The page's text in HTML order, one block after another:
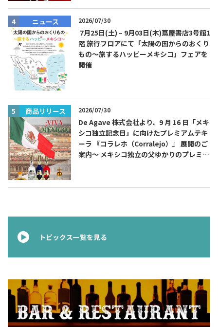
ニュース 2026/07/30
7月25日(土) – 9月03日(木)蔦屋書店3号館1
階 旅行フロアにて「太陽の国からのおくり
もの～旅するハッピーメキシコ」フェアを
開催
商品リリース 2026/07/30
De Agave 株式会社より、9 月 16 日「メキ
シコ独立記念日」に向けたプレミアムテキ
ーラ 『コラレホ（Corralejo）』 展開のご
案内〜 メキシコ独立の父ゆかりのプレミア
トピックス一覧を見る